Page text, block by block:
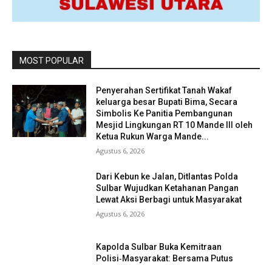
MOST POPULAR
Penyerahan Sertifikat Tanah Wakaf
keluarga besar Bupati Bima, Secara
Simbolis Ke Panitia Pembangunan
Mesjid Lingkungan RT 10 Mande III oleh
Ketua Rukun Warga Mande...
Agustus 6, 2026
Dari Kebun ke Jalan, Ditlantas Polda
Sulbar Wujudkan Ketahanan Pangan
Lewat Aksi Berbagi untuk Masyarakat
Agustus 6, 2026
Kapolda Sulbar Buka Kemitraan
Polisi‑Masyarakat: Bersama Putus